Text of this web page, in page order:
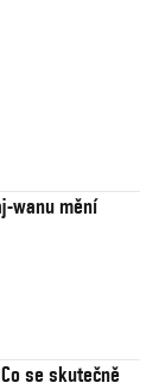
wanu mění
se skutečně